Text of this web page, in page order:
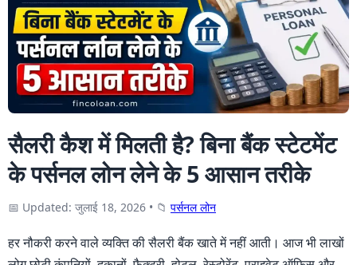
सैलरी कैश में मिलती है? बिना बैंक स्टेटमेंट
के पर्सनल लोन लेने के 5 आसान तरीके
📅 Updated: जुलाई 18, 2026 • 📁 पर्सनल लोन
हर नौकरी करने वाले व्यक्ति की सैलरी बैंक खाते में नहीं आती। आज भी लाखों